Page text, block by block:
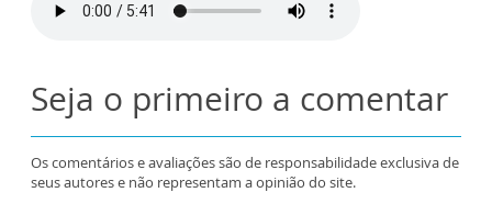
Seja o primeiro a comentar
Os comentários e avaliações são de responsabilidade exclusiva de
seus autores e não representam a opinião do site.